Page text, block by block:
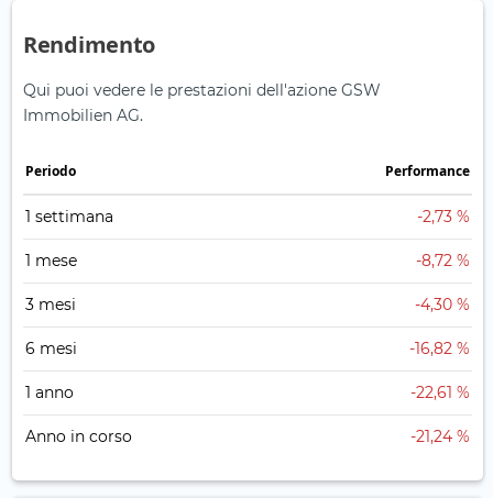
Rendimento
Qui puoi vedere le prestazioni dell'azione GSW
Immobilien AG.
Periodo Performance
1 settimana -2,73 %
1 mese -8,72 %
3 mesi -4,30 %
6 mesi -16,82 %
1 anno -22,61 %
Anno in corso -21,24 %